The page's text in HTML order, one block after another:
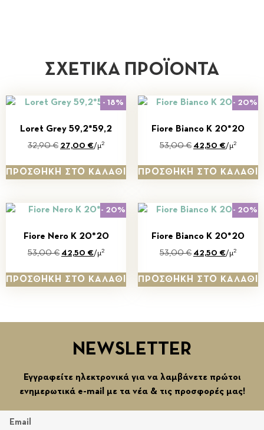
ΣΧΕΤΙΚΆ ΠΡΟΪΌΝΤΑ
- 18%
Loret Grey 59,2*59,2
32,90€ 27,00 €/μ2
ΠΡΟΣΘΉΚΗ ΣΤΟ ΚΑΛΆΘΙ
- 20%
Fiore Bianco Κ 20*20
53,00€ 42,50 €/μ2
ΠΡΟΣΘΉΚΗ ΣΤΟ ΚΑΛΆΘΙ
- 20%
Fiore Nero Κ 20*20
53,00€ 42,50 €/μ2
ΠΡΟΣΘΉΚΗ ΣΤΟ ΚΑΛΆΘΙ
- 20%
Fiore Bianco Κ 20*20
53,00€ 42,50 €/μ2
ΠΡΟΣΘΉΚΗ ΣΤΟ ΚΑΛΆΘΙ
NEWSLETTER
Εγγραφείτε ηλεκτρονικά για να λαμβάνετε πρώτοι
ενημερωτικά e-mail με τα νέα & τις προσφορές μας!